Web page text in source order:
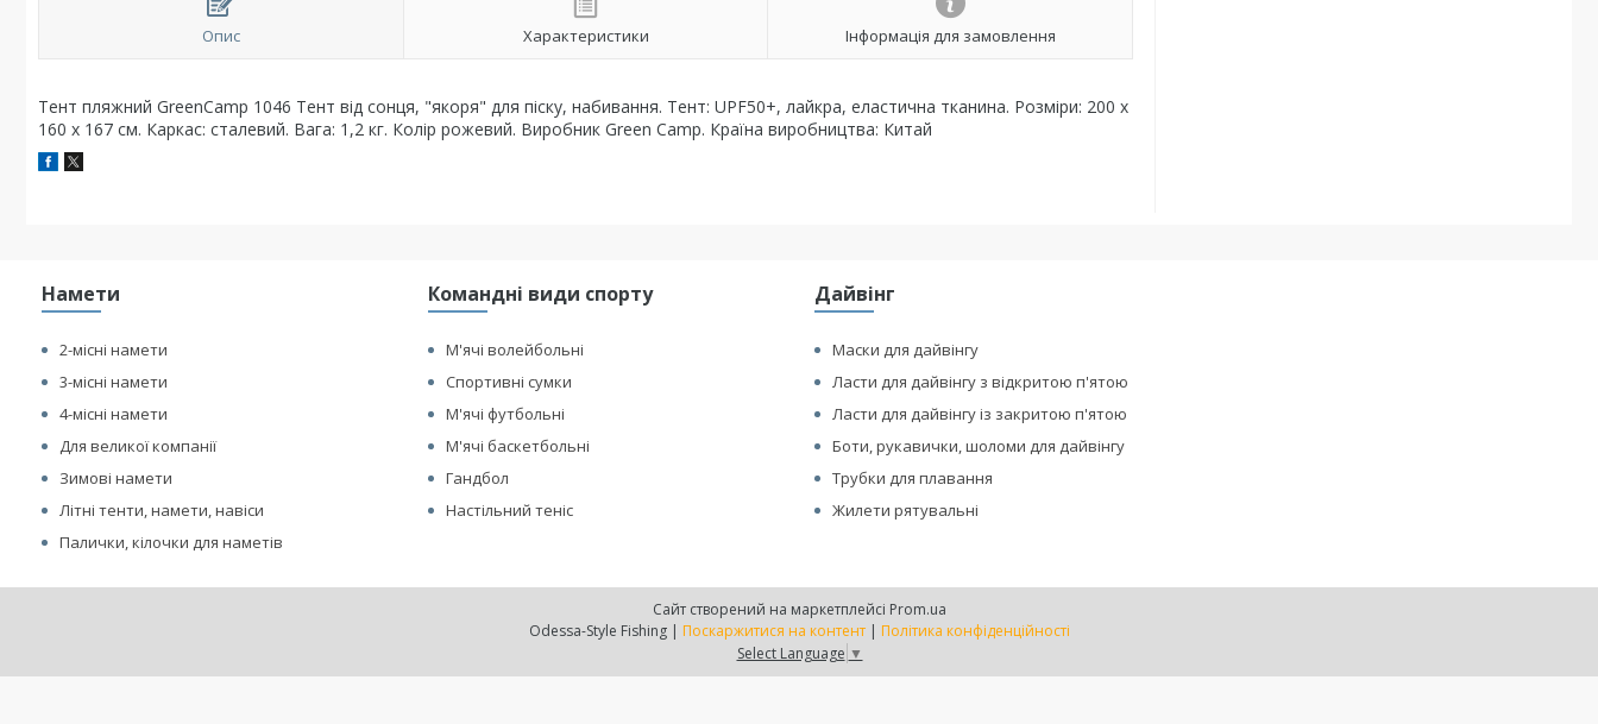
Опис Характеристики Інформація для замовлення
Тент пляжний GreenCamp 1046 Тент від сонця, "якоря" для піску, набивання. Тент: UPF50+, лайкра, еластична тканина. Розміри: 200 х
160 х 167 см. Каркас: сталевий. Вага: 1,2 кг. Колір рожевий. Виробник Green Camp. Країна виробництва: Китай
Намети
2-місні намети
3-місні намети
4-місні намети
Для великої компанії
Зимові намети
Літні тенти, намети, навіси
Палички, кілочки для наметів
Командні види спорту
М'ячі волейбольні
Спортивні сумки
М'ячі футбольні
М'ячі баскетбольні
Гандбол
Настільний теніс
Дайвінг
Маски для дайвінгу
Ласти для дайвінгу з відкритою п'ятою
Ласти для дайвінгу із закритою п'ятою
Боти, рукавички, шоломи для дайвінгу
Трубки для плавання
Жилети рятувальні
Сайт створений на маркетплейсі Prom.ua
Odessa-Style Fishing | Поскаржитися на контент | Політика конфіденційності
Select Language ▼